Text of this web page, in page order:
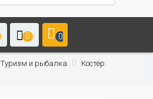
0 0
Туризм и рыбалка
Костёр